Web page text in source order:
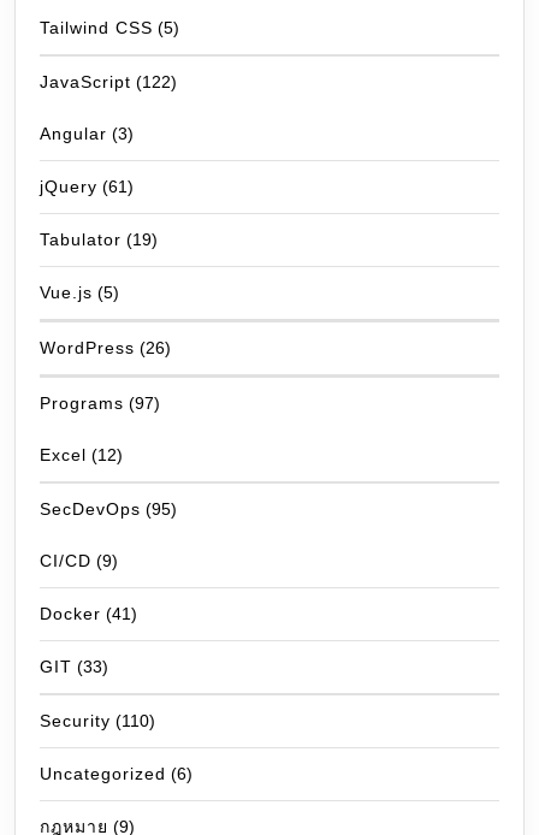
Tailwind CSS (5)
JavaScript (122)
Angular (3)
jQuery (61)
Tabulator (19)
Vue.js (5)
WordPress (26)
Programs (97)
Excel (12)
SecDevOps (95)
CI/CD (9)
Docker (41)
GIT (33)
Security (110)
Uncategorized (6)
กฎหมาย (9)